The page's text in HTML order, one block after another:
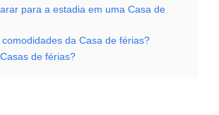
para a estadia em uma Casa de
da Casa de férias?
de férias?